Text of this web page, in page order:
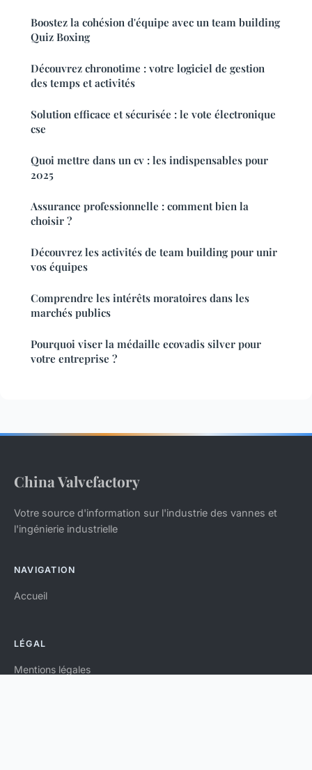
Boostez la cohésion d'équipe avec un team building
Quiz Boxing
Découvrez chronotime : votre logiciel de gestion
des temps et activités
Solution efficace et sécurisée : le vote électronique
cse
Quoi mettre dans un cv : les indispensables pour
2025
Assurance professionnelle : comment bien la
choisir ?
Découvrez les activités de team building pour unir
vos équipes
Comprendre les intérêts moratoires dans les
marchés publics
Pourquoi viser la médaille ecovadis silver pour
votre entreprise ?
China Valvefactory
Votre source d'information sur l'industrie des vannes et
l'ingénierie industrielle
NAVIGATION
Accueil
LÉGAL
Mentions légales